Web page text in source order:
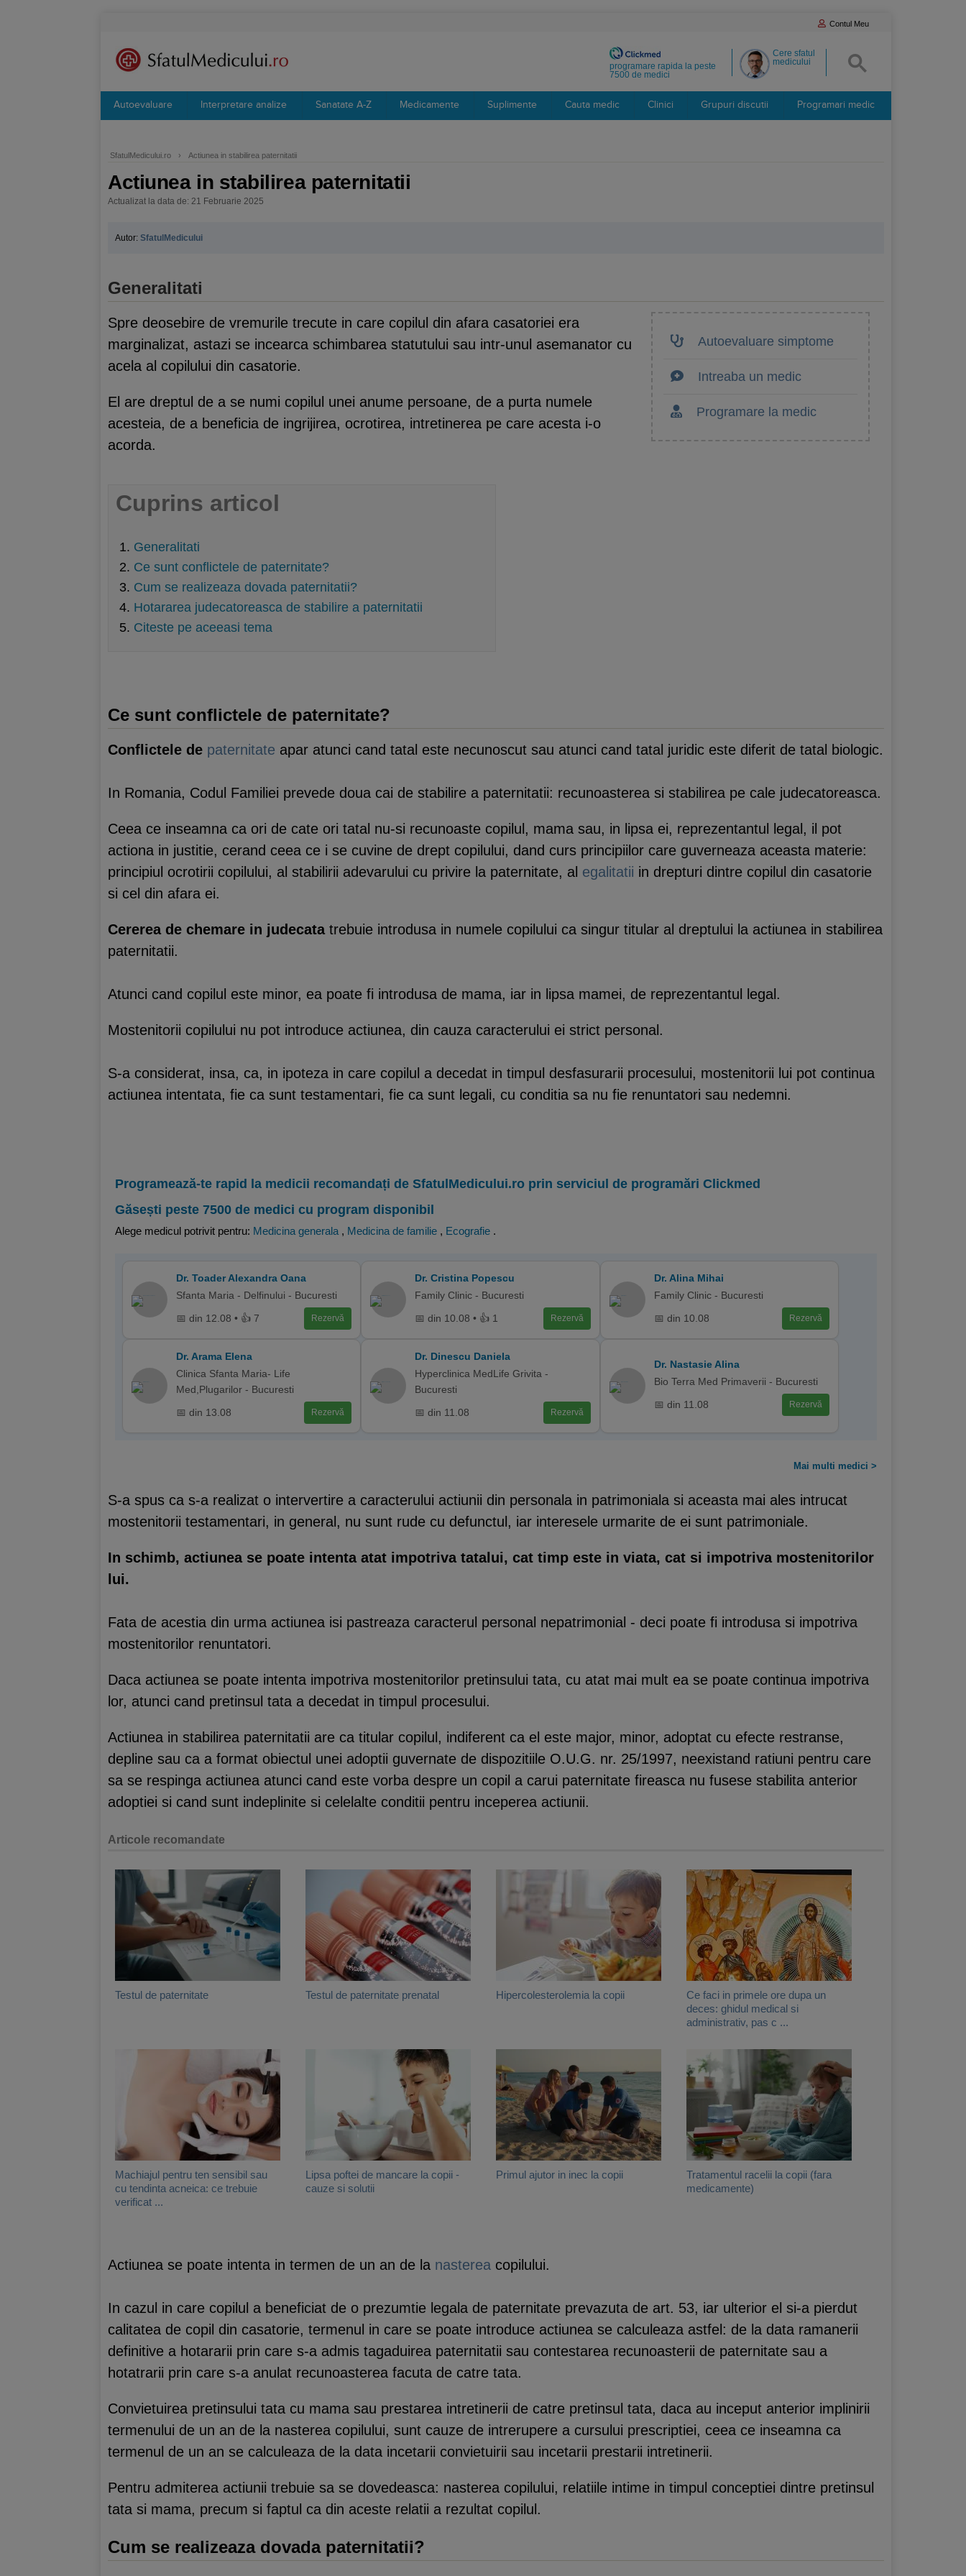
Contul Meu
Cere sfatul
medicului
programare rapida la peste
7500 de medici
Autoevaluare Interpretare analize Sanatate A-Z Medicamente Suplimente Cauta medic Clinici Grupuri discutii Programari medic
SfatulMedicului.ro › Actiunea in stabilirea paternitatii
Actiunea in stabilirea paternitatii
Actualizat la data de: 21 Februarie 2025
Autor: SfatulMedicului
Generalitati
Autoevaluare simptome
Intreaba un medic
Programare la medic
Spre deosebire de vremurile trecute in care copilul din afara casatoriei era
marginalizat, astazi se incearca schimbarea statutului sau intr-unul asemanator cu
acela al copilului din casatorie.
El are dreptul de a se numi copilul unei anume persoane, de a purta numele
acesteia, de a beneficia de ingrijirea, ocrotirea, intretinerea pe care acesta i-o
acorda.
Cuprins articol
Generalitati
Ce sunt conflictele de paternitate?
Cum se realizeaza dovada paternitatii?
Hotararea judecatoreasca de stabilire a paternitatii
Citeste pe aceeasi tema
Ce sunt conflictele de paternitate?
Conflictele de paternitate apar atunci cand tatal este necunoscut sau atunci cand tatal juridic este diferit de tatal biologic.
In Romania, Codul Familiei prevede doua cai de stabilire a paternitatii: recunoasterea si stabilirea pe cale judecatoreasca.
Ceea ce inseamna ca ori de cate ori tatal nu-si recunoaste copilul, mama sau, in lipsa ei, reprezentantul legal, il pot
actiona in justitie, cerand ceea ce i se cuvine de drept copilului, dand curs principiilor care guverneaza aceasta materie:
principiul ocrotirii copilului, al stabilirii adevarului cu privire la paternitate, al egalitatii in drepturi dintre copilul din casatorie
si cel din afara ei.
Cererea de chemare in judecata trebuie introdusa in numele copilului ca singur titular al dreptului la actiunea in stabilirea
paternitatii.
Atunci cand copilul este minor, ea poate fi introdusa de mama, iar in lipsa mamei, de reprezentantul legal.
Mostenitorii copilului nu pot introduce actiunea, din cauza caracterului ei strict personal.
S-a considerat, insa, ca, in ipoteza in care copilul a decedat in timpul desfasurarii procesului, mostenitorii lui pot continua
actiunea intentata, fie ca sunt testamentari, fie ca sunt legali, cu conditia sa nu fie renuntatori sau nedemni.
Programează-te rapid la medicii recomandați de SfatulMedicului.ro prin serviciul de programări Clickmed
Găsești peste 7500 de medici cu program disponibil
Alege medicul potrivit pentru: Medicina generala , Medicina de familie , Ecografie .
Dr. Toader Alexandra Oana
Sfanta Maria - Delfinului - Bucuresti
📅 din 12.08 • 👍 7 Rezervă
Dr. Cristina Popescu
Family Clinic - Bucuresti
📅 din 10.08 • 👍 1 Rezervă
Dr. Alina Mihai
Family Clinic - Bucuresti
📅 din 10.08 Rezervă
Dr. Arama Elena
Clinica Sfanta Maria- Life
Med,Plugarilor - Bucuresti
📅 din 13.08 Rezervă
Dr. Dinescu Daniela
Hyperclinica MedLife Grivita -
Bucuresti
📅 din 11.08 Rezervă
Dr. Nastasie Alina
Bio Terra Med Primaverii - Bucuresti
📅 din 11.08 Rezervă
Mai multi medici >
S-a spus ca s-a realizat o intervertire a caracterului actiunii din personala in patrimoniala si aceasta mai ales intrucat
mostenitorii testamentari, in general, nu sunt rude cu defunctul, iar interesele urmarite de ei sunt patrimoniale.
In schimb, actiunea se poate intenta atat impotriva tatalui, cat timp este in viata, cat si impotriva mostenitorilor
lui.
Fata de acestia din urma actiunea isi pastreaza caracterul personal nepatrimonial - deci poate fi introdusa si impotriva
mostenitorilor renuntatori.
Daca actiunea se poate intenta impotriva mostenitorilor pretinsului tata, cu atat mai mult ea se poate continua impotriva
lor, atunci cand pretinsul tata a decedat in timpul procesului.
Actiunea in stabilirea paternitatii are ca titular copilul, indiferent ca el este major, minor, adoptat cu efecte restranse,
depline sau ca a format obiectul unei adoptii guvernate de dispozitiile O.U.G. nr. 25/1997, neexistand ratiuni pentru care
sa se respinga actiunea atunci cand este vorba despre un copil a carui paternitate fireasca nu fusese stabilita anterior
adoptiei si cand sunt indeplinite si celelalte conditii pentru inceperea actiunii.
Articole recomandate
Testul de paternitate Testul de paternitate prenatal Hipercolesterolemia la copii
Ce faci in primele ore dupa un
deces: ghidul medical si
administrativ, pas c ...
Machiajul pentru ten sensibil sau
cu tendinta acneica: ce trebuie
verificat ...
Lipsa poftei de mancare la copii -
cauze si solutii
Primul ajutor in inec la copii
Tratamentul racelii la copii (fara
medicamente)
Actiunea se poate intenta in termen de un an de la nasterea copilului.
In cazul in care copilul a beneficiat de o prezumtie legala de paternitate prevazuta de art. 53, iar ulterior el si-a pierdut
calitatea de copil din casatorie, termenul in care se poate introduce actiunea se calculeaza astfel: de la data ramanerii
definitive a hotararii prin care s-a admis tagaduirea paternitatii sau contestarea recunoasterii de paternitate sau a
hotatrarii prin care s-a anulat recunoasterea facuta de catre tata.
Convietuirea pretinsului tata cu mama sau prestarea intretinerii de catre pretinsul tata, daca au inceput anterior implinirii
termenului de un an de la nasterea copilului, sunt cauze de intrerupere a cursului prescriptiei, ceea ce inseamna ca
termenul de un an se calculeaza de la data incetarii convietuirii sau incetarii prestarii intretinerii.
Pentru admiterea actiunii trebuie sa se dovedeasca: nasterea copilului, relatiile intime in timpul conceptiei dintre pretinsul
tata si mama, precum si faptul ca din aceste relatii a rezultat copilul.
Cum se realizeaza dovada paternitatii?